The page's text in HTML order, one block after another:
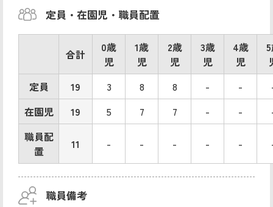
定員・在園児・職員配置
合計
0歳
児
1歳
児
2歳
児
3歳
児
4歳
児
定員
19 3 8 8 - -
在園児
19 5 7 7 - -
職員配
置
11 - - - - -
職員備考